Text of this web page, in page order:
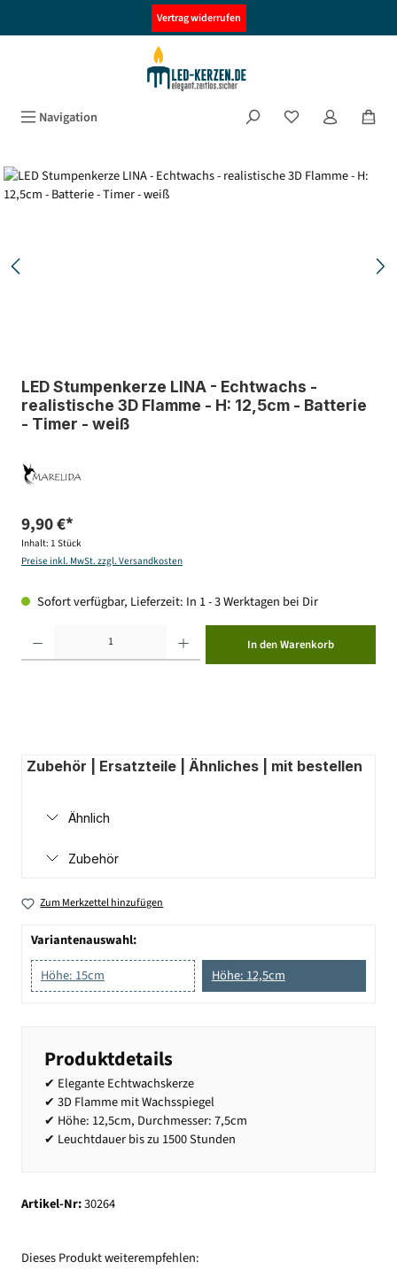
Vertrag widerrufen
Navigation
Bildergalerie überspringen
LED Stumpenkerze LINA - Echtwachs -
realistische 3D Flamme - H: 12,5cm - Batterie
- Timer - weiß
9,90 €*
Inhalt: 1 Stück
Preise inkl. MwSt. zzgl. Versandkosten
Sofort verfügbar, Lieferzeit: In 1 - 3 Werktagen bei Dir
In den Warenkorb
Zubehör | Ersatzteile | Ähnliches | mit bestellen
Ähnlich
Zubehör
Zum Merkzettel hinzufügen
Variantenauswahl:
Höhe: 15cm
Höhe: 12,5cm
Produktdetails
✔ Elegante Echtwachskerze
✔ 3D Flamme mit Wachsspiegel
✔ Höhe: 12,5cm, Durchmesser: 7,5cm
✔ Leuchtdauer bis zu 1500 Stunden
Artikel-Nr:30264
Dieses Produkt weiterempfehlen: